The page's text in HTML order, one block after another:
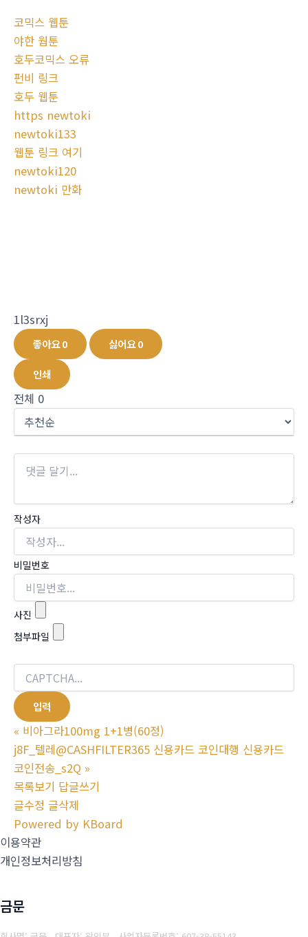
코믹스 웹툰
야한 웝툰
호두코믹스 오류
펀비 링크
호두 웹툰
https newtoki
newtoki133
웹툰 링크 여기
newtoki120
newtoki 만화
1l3srxj
좋아요0 싫어요0
인쇄
전체 0
작성자
비밀번호
사진
첨부파일
« 비아그라100mg 1+1병(60정)
j8F_텔레@CASHFILTER365 신용카드 코인대행 신용카드
코인전송_s2Q »
목록보기 답글쓰기
글수정 글삭제
Powered by KBoard
이용약관
개인정보처리방침
금문